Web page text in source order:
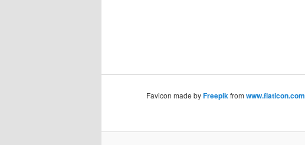
Favicon made byFreepikfrom www.flaticon.com